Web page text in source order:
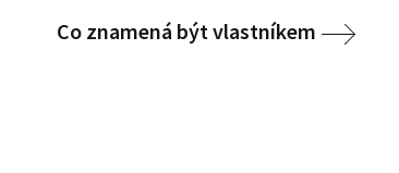
Co znamená být vlastníkem